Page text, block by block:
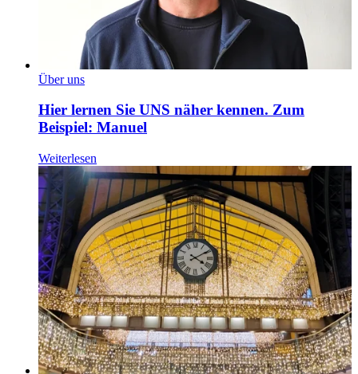
Über uns
Hier lernen Sie UNS näher kennen. Zum
Beispiel: Manuel
Weiterlesen